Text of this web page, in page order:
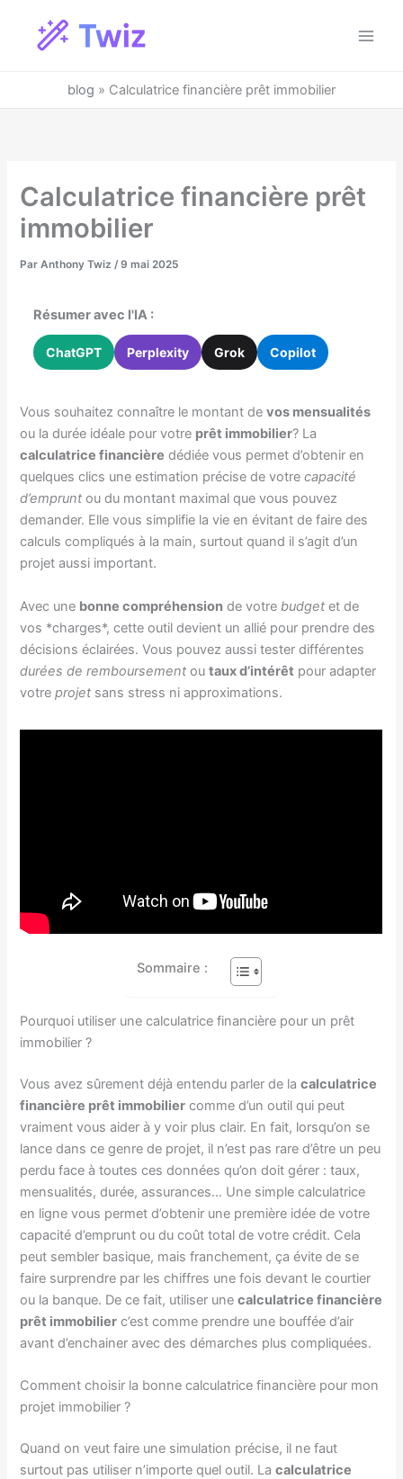
contenu
blog » Calculatrice financière prêt immobilier
Calculatrice financière prêt
immobilier
ParAnthony Twiz/9 mai 2025
Résumer avec l'IA :
ChatGPT Perplexity Grok Copilot
Vous souhaitez connaître le montant devos mensualités
ou la durée idéale pour votre prêt immobilier? La
calculatrice financière dédiée vous permet d’obtenir en
quelques clics une estimation précise de votrecapacité
d’emprunt ou du montant maximal que vous pouvez
demander. Elle vous simplifie la vie en évitant de faire des
calculs compliqués à la main, surtout quand il s’agit d’un
projet aussi important.
Avec une bonne compréhension de votre budget et de
vos *charges*, cette outil devient un allié pour prendre des
décisions éclairées. Vous pouvez aussi tester différentes
durées de remboursement outaux d’intérêt pour adapter
votreprojet sans stress ni approximations.
Sommaire :
Pourquoi utiliser une calculatrice financière pour un prêt
immobilier ?
Vous avez sûrement déjà entendu parler de lacalculatrice
financière prêt immobilier comme d’un outil qui peut
vraiment vous aider à y voir plus clair. En fait, lorsqu’on se
lance dans ce genre de projet, il n’est pas rare d’être un peu
perdu face à toutes ces données qu’on doit gérer : taux,
mensualités, durée, assurances… Une simple calculatrice
en ligne vous permet d’obtenir une première idée de votre
capacité d’emprunt ou du coût total de votre crédit. Cela
peut sembler basique, mais franchement, ça évite de se
faire surprendre par les chiffres une fois devant le courtier
ou la banque. De ce fait, utiliser unecalculatrice financière
prêt immobilier c’est comme prendre une bouffée d’air
avant d’enchainer avec des démarches plus compliquées.
Comment choisir la bonne calculatrice financière pour mon
projet immobilier ?
Quand on veut faire une simulation précise, il ne faut
surtout pas utiliser n’importe quel outil. Lacalculatrice